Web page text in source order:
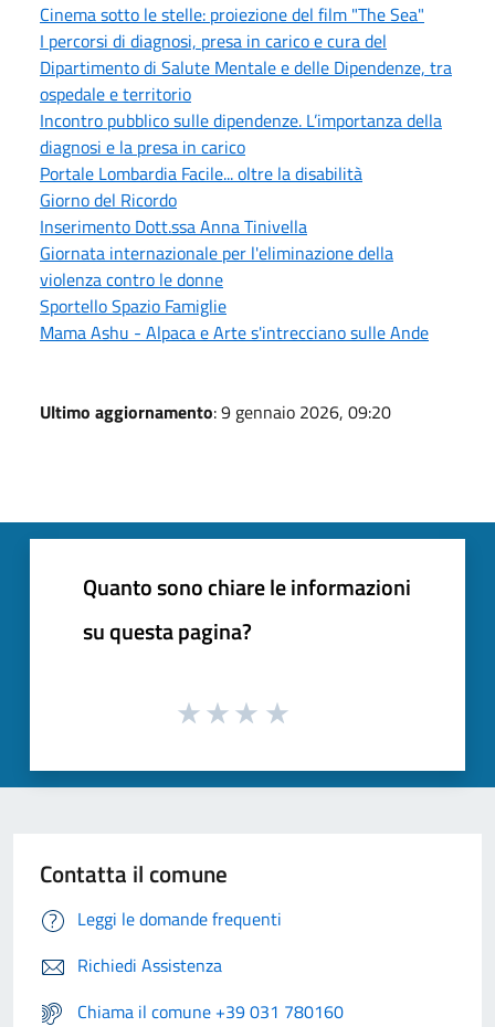
Cinema sotto le stelle: proiezione del film "The Sea"
I percorsi di diagnosi, presa in carico e cura del
Dipartimento di Salute Mentale e delle Dipendenze, tra
ospedale e territorio
Incontro pubblico sulle dipendenze. L’importanza della
diagnosi e la presa in carico
Portale Lombardia Facile... oltre la disabilità
Giorno del Ricordo
Inserimento Dott.ssa Anna Tinivella
Giornata internazionale per l'eliminazione della
violenza contro le donne
Sportello Spazio Famiglie
Mama Ashu - Alpaca e Arte s'intrecciano sulle Ande
Ultimo aggiornamento: 9 gennaio 2026, 09:20
Quanto sono chiare le informazioni
su questa pagina?
Contatta il comune
Leggi le domande frequenti
Richiedi Assistenza
Chiama il comune +39 031 780160